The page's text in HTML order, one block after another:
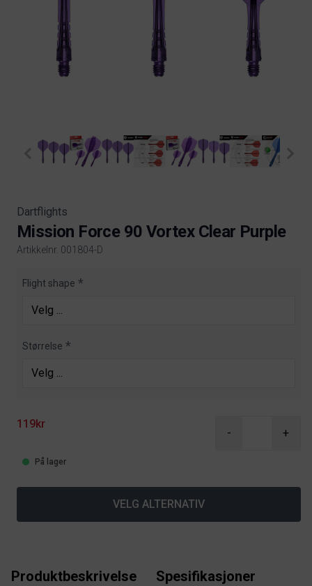
Dartflights
Mission Force 90 Vortex Clear Purple
Artikkelnr. 001804-D
Product information
Flight shape
Størrelse
119kr
- +
På lager
VELG ALTERNATIV
Produktbeskrivelse Spesifikasjoner